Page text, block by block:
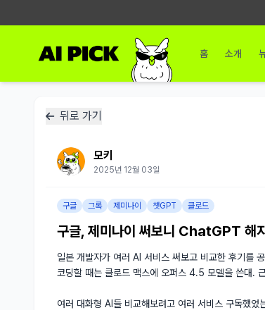
홈 소개
뒤로 가기
모키
2025년 12월 03일
구글 그록 제미나이 챗GPT 클로드
구글, 제미나이 써보니 ChatGPT 해
일본 개발자가 여러 AI 서비스 써보고 비교한 후기를
코딩할 때는 클로드 맥스에 오퍼스 4.5 모델을 쓴대.
여러 대화형 AI들 비교해보려고 여러 서비스 구독했